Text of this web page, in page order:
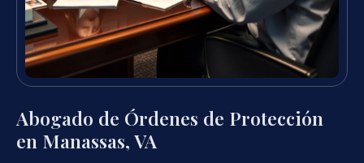
Abogado de Órdenes de Protección
en Manassas, VA